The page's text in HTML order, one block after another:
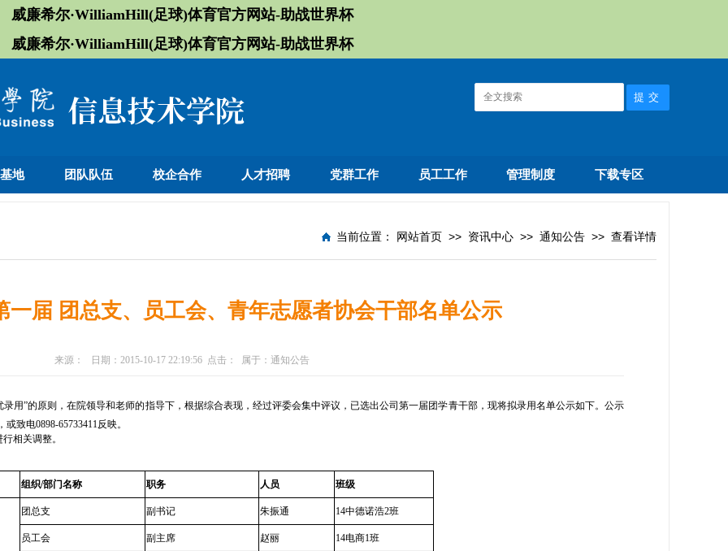
威廉希尔·WilliamHill(足球)体育官方网站-助战世界杯
威廉希尔·WilliamHill(足球)体育官方网站-助战世界杯
地 团队队伍 校企合作 人才招聘 党群工作 员工工作 管理制度 下载专区
当前位置： 网站首页 >> 资讯中心 >> 通知公告 >> 查看详情
一届 团总支、员工会、青年志愿者协会干部名单公示
来源： 日期： 2015-10-17 22:19:56 点击： 属于： 通知公告
用”的原则，在院领导和老师的指导下，根据综合表现，经过评委会集中评议，已选出公司第一届团学青干部，现将拟录用名单公示如下。公示
或致电0898-65733411反映。
相关调整。
组织/部门名称 职务 人员 班级
团总支 副书记 朱振通 14中德诺浩2班
员工会 副主席 赵丽 14电商1班